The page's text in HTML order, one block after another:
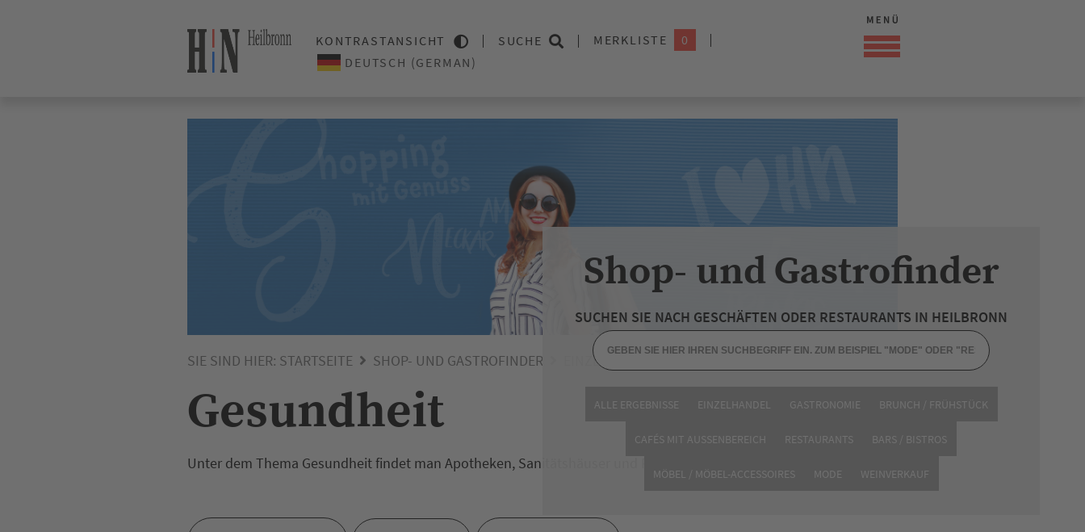
KONTRASTANSICHT SUCHE MERKLISTE 0
Shop- und Gastrofinder
SUCHEN SIE NACH GESCHÄFTEN ODER RESTAURANTS IN HEILBRONN
ALLE ERGEBNISSE EINZELHANDEL GASTRONOMIE BRUNCH / FRÜHSTÜCK
CAFÉS MIT AUSSENBEREICH RESTAURANTS BARS / BISTROS
MÖBEL / MÖBEL-ACCESSOIRES MODE WEINVERKAUF
SIE SIND HIER: STARTSEITE SHOP- UND GASTROFINDER EINZELHANDEL
Gesundheit
Unter dem Thema Gesundheit findet man Apotheken, Sanitätshäuser und Reformhäuser in Heilbronn.